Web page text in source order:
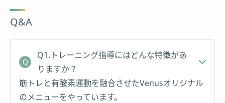
開始。
その後、株式会社アヴィススポーツに入社し、ジュ
一般の方のダイエット、モデルや芸能人のボディメ
イクを担当。
アヴィススポーツのプロデュースにより、沖縄県那
Q&A
Q1.トレーニング指導にはどんな特徴があ
りますか？
筋トレと有酸素運動を融合させたVenusオリジナル
のメニューをやっています。